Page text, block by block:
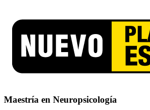
Maestría en Neuropsicología